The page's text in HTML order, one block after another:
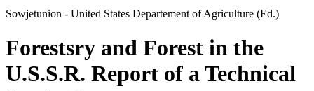
Sowjetunion - United States Departement of Agriculture (Ed.)
Forestsry and Forest in the
U.S.S.R. Report of a Technical